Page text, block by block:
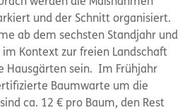
und der Schnitt organisiert.
ab dem sechsten Standjahr und
im Kontext zur freien Landschaft
Hausgärten sein. Im Frühjahr
Baumwarte um die
ca. 12 € pro Baum, den Rest